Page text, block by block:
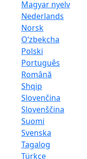
Magyar nyelv
Nederlands
Norsk
Oʻzbekcha
Polski
Português
Română
Shqip
Slovenčina
Slovenščina
Suomi
Svenska
Tagalog
Türkçe